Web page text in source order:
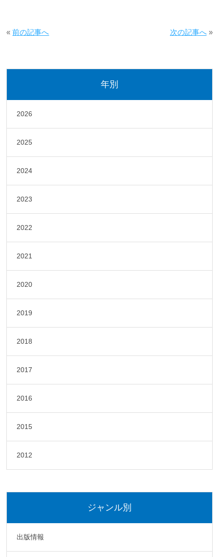
«前の記事へ 次の記事へ»
年別
2026
2025
2024
2023
2022
2021
2020
2019
2018
2017
2016
2015
2012
ジャンル別
出版情報